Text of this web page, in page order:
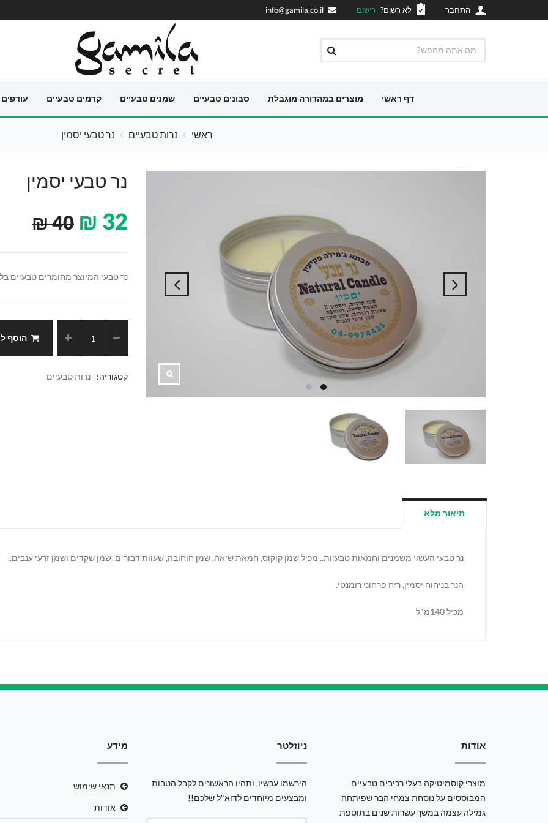
התחבר לא רשום? רישום info@gamila.co.il
דף ראשי מוצרים במהדורה מוגבלת סבונים טבעיים שמנים טבעיים קרמים טבעיים עודפים
ראשי נרות טבעיים נר טבעי יסמין
נר טבעי יסמין
32
₪
40
₪
נר טבעי המיוצר מחומרים טבעיים
הוסף
קטגוריה: נרות טבעיים
תיאור מלא
נר טבעי העשוי משמנים וחמאות טבעיות.. מכיל שמן קוקוס, חמאת שיאה, שמן חוחובה, שעוות דבורים, שמן שקדים ושמן זרעי ענבים..
הנר בניחוח יסמין, ריח פרחוני רומנטי.
מכיל 140מ"ל
אודות
מוצרי קוסמיטיקה בעלי רכיבים טבעיים
המבוססים על נוסחת צמחי הבר שפיתחה
גמילה עצמה במשך עשרות שנים בתוספת
ניוזלטר
הירשמו עכשיו, ותהיו הראשונים לקבל הטבות
ומבצעים מיוחדים לדוא"ל שלכם!!
מידע
תנאי שימוש
אודות